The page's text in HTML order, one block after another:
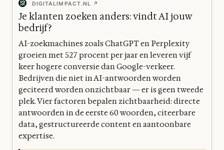
DIGITALIMPACT.NL ↗
Je klanten zoeken anders: vindt AI jouw
bedrijf?
AI-zoekmachines zoals ChatGPT en Perplexity
groeien met 527 procent per jaar en leveren vijf
keer hogere conversie dan Google-verkeer.
Bedrijven die niet in AI-antwoorden worden
geciteerd worden onzichtbaar — er is geen tweede
plek. Vier factoren bepalen zichtbaarheid: directe
antwoorden in de eerste 60 woorden, citeerbare
data, gestructureerde content en aantoonbare
expertise.